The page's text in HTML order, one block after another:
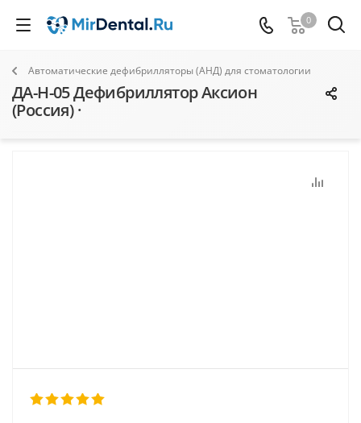
0
Автоматические дефибрилляторы (АНД) для стоматологии
ДА-Н-05 Дефибриллятор Аксион
(Россия) ·